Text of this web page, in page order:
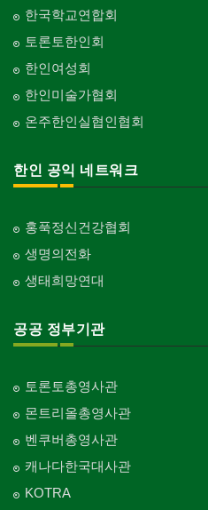
한국학교연합회
토론토한인회
한인여성회
한인미술가협회
온주한인실협인협회
한인 공익 네트워크
홍푹정신건강협회
생명의전화
생태희망연대
공공 정부기관
토론토총영사관
몬트리올총영사관
벤쿠버총영사관
캐나다한국대사관
KOTRA